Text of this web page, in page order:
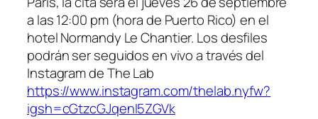
a las 12:00 pm (hora de Puerto Rico) en el
hotel Normandy Le Chantier. Los desfiles
podrán ser seguidos en vivo a través del
Instagram de The Lab
https://www.instagram.com/thelab.nyfw?
igsh=cGtzcGJqenI5ZGVk